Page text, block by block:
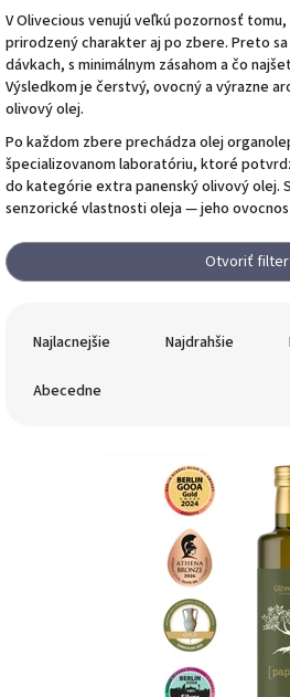
VOlivecious venujú veľkú pozornosť tomu,
prirodzený charakter aj po zbere. Preto
dávkach, s minimálnym zásahom a čo
Výsledkom je čerstvý, ovocný a výrazne
olivový olej.
Po každom zbere prechádza olej
špecializovanom laboratóriu, ktoré
do kategórie extra panenský olivový olej.
senzorické vlastnosti oleja — jeho
Otvoriť filter
Najlacnejšie Najdrahšie
Abecedne